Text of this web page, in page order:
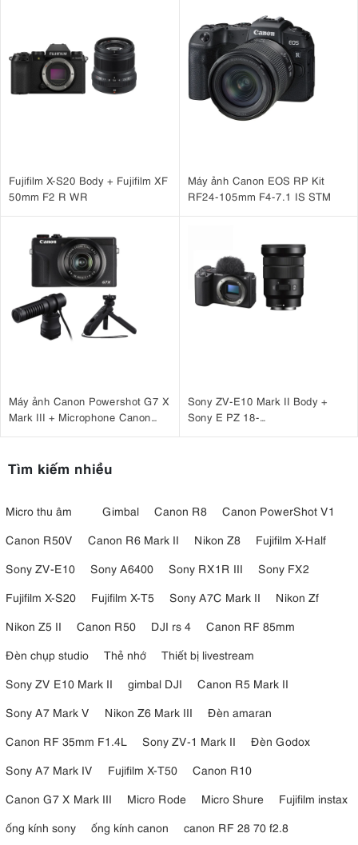
Fujifilm X-S20 Body + Fujifilm XF
50mm F2 R WR
Máy ảnh Canon EOS RP Kit
RF24-105mm F4-7.1 IS STM
Máy ảnh Canon Powershot G7 X
Mark III + Microphone Canon
Sony ZV-E10 Mark II Body +
Sony E PZ 18-
Tìm kiếm nhiều
Micro thu âm Gimbal Canon R8
Canon PowerShot V1
Canon R50V
Canon R6 Mark II Nikon Z8
Fujifilm X-Half
Sony ZV-E10
Sony A6400 Sony RX1R III
Sony FX2
Fujifilm X-S20
Fujifilm X-T5 Sony A7C Mark II
Nikon Zf
Nikon Z5 II
Canon R50 DJI rs 4
Canon RF 85mm
Đèn chụp studio
Thẻ nhớ
Thiết bị livestream
Sony ZV E10 Mark II
gimbal DJI
Canon R5 Mark II
Sony A7 Mark V
Nikon Z6 Mark III
Đèn amaran
Canon RF 35mm F1.4L
Sony ZV-1 Mark II
Đèn Godox
Sony A7 Mark IV
Fujifilm X-T50
Canon R10
Canon G7 X Mark III
Micro Rode Micro Shure
Fujifilm instax
ống kính sony
ống kính canon
canon RF 28 70 f2.8